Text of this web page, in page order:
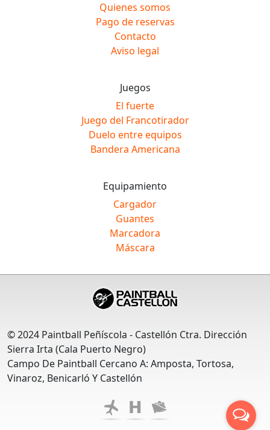
Quienes somos
Pago de reservas
Contacto
Aviso legal
Juegos
El fuerte
Juego del Francotirador
Duelo entre equipos
Bandera Americana
Equipamiento
Cargador
Guantes
Marcadora
Máscara
© 2024 Paintball Peñíscola - Castellón Ctra. Dirección
Sierra Irta (Cala Puerto Negro)
Campo De Paintball Cercano A: Amposta, Tortosa,
Vinaroz, Benicarló Y Castellón